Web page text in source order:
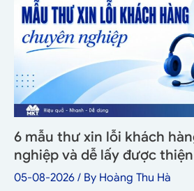
6 mẫu thư xin lỗi khách
nghiệp và dễ lấy được
05-08-2026 / By Hoàng Thu Hà